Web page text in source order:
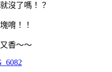
沒了嗎！？
唷！！
香～～